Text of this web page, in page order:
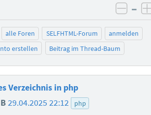
–
alle Foren SELFHTML-Forum
anmelden
erstellen
Beitrag im Thread-Baum
Verzeichnis in php
29.04.2025 22:12 php